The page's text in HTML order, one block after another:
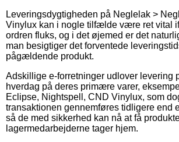
Leveringsdygtigheden på Neglelak >
Vinylux kan i nogle tilfælde være ret vital
ordren fluks, og i det øjemed er det
man besigtiger det forventede
pågældende produkt.
Adskillige e-forretninger udlover levering
hverdag på deres primære varer,
Eclipse, Nightspell, CND Vinylux, som
transaktionen gennemføres tidligere end
så de med sikkerhed kan nå at få
lagermedarbejderne tager hjem.